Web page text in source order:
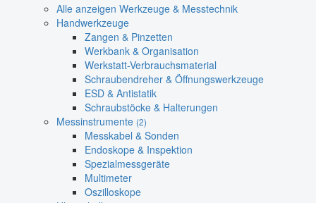
Alle anzeigen Werkzeuge & Messtechnik
Handwerkzeuge
Zangen & Pinzetten
Werkbank & Organisation
Werkstatt-Verbrauchsmaterial
Schraubendreher & Öffnungswerkzeuge
ESD & Antistatik
Schraubstöcke & Halterungen
Messinstrumente (2)
Messkabel & Sonden
Endoskope & Inspektion
Spezialmessgeräte
Multimeter
Oszilloskope